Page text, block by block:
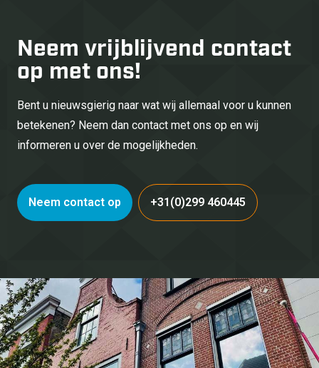
Neem vrijblijvend contact
op met ons!
Bent u nieuwsgierig naar wat wij allemaal voor u kunnen
betekenen? Neem dan contact met ons op en wij
informeren u over de mogelijkheden.
Neem contact op +31(0)299 460445